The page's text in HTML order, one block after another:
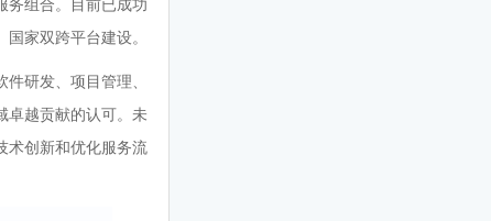
家双跨平台建设。
研发、项目管理、
卓越贡献的认可。未
术创新和优化服务流